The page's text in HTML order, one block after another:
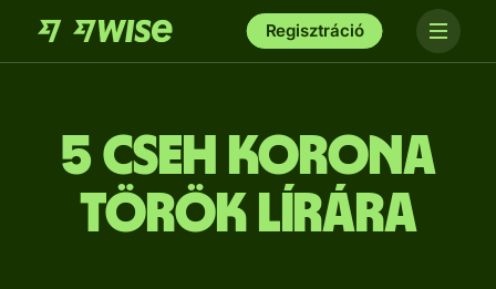
Regisztráció
5 cseh korona
török lírára